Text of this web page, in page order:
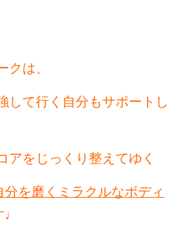
クは、
して行く自分もサポートし
アをじっくり整えてゆく
分を磨くミラクルなボディ
♩